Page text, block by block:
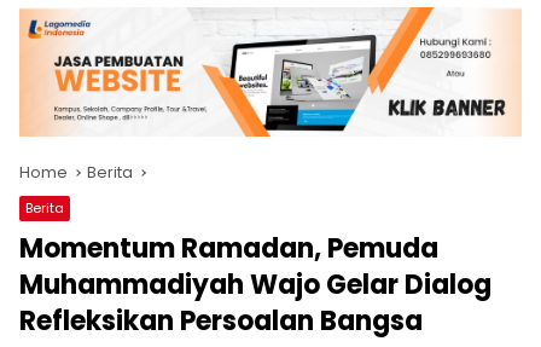
Home Berita
Berita
Momentum Ramadan, Pemuda
Muhammadiyah Wajo Gelar Dialog
Refleksikan Persoalan Bangsa